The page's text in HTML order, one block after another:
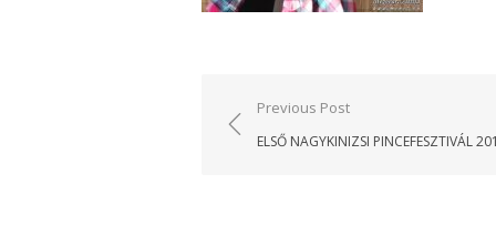
Bejegyzés
navigáció
Previous Post
ELSŐ NAGYKINIZSI PINCEFESZTIVÁL